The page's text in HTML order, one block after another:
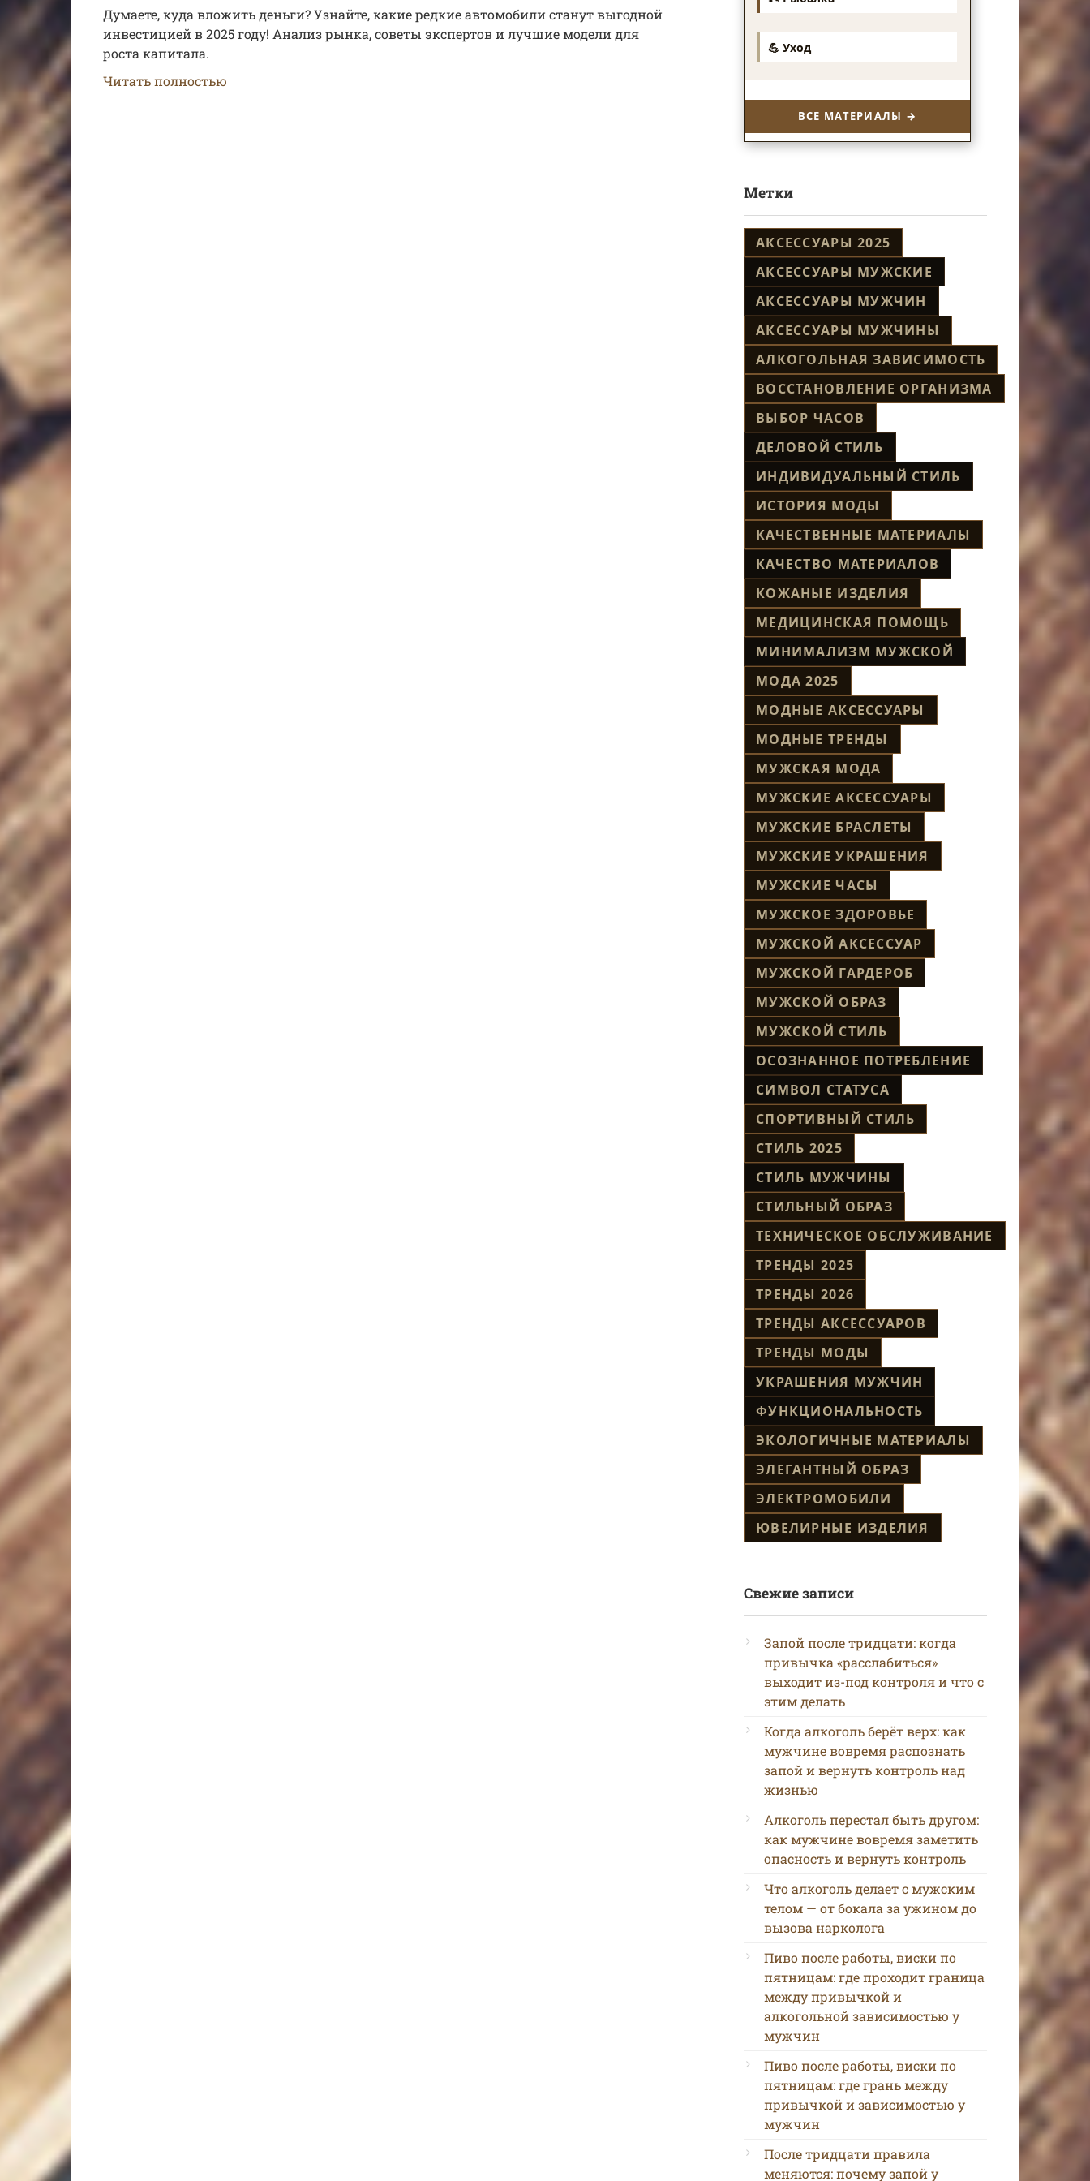
Думаете, куда вложить деньги? Узнайте, какие редкие автомобили станут выгодной
инвестицией в 2025 году! Анализ рынка, советы экспертов и лучшие модели для
роста капитала.
Читать полностью
💪 Уход
ВСЕ МАТЕРИАЛЫ →
Метки
АКСЕССУАРЫ 2025
АКСЕССУАРЫ МУЖСКИЕ
АКСЕССУАРЫ МУЖЧИН
АКСЕССУАРЫ МУЖЧИНЫ
АЛКОГОЛЬНАЯ ЗАВИСИМОСТЬ
ВОССТАНОВЛЕНИЕ ОРГАНИЗМА
ВЫБОР ЧАСОВ
ДЕЛОВОЙ СТИЛЬ
ИНДИВИДУАЛЬНЫЙ СТИЛЬ
ИСТОРИЯ МОДЫ
КАЧЕСТВЕННЫЕ МАТЕРИАЛЫ
КАЧЕСТВО МАТЕРИАЛОВ
КОЖАНЫЕ ИЗДЕЛИЯ
МЕДИЦИНСКАЯ ПОМОЩЬ
МИНИМАЛИЗМ МУЖСКОЙ
МОДА 2025
МОДНЫЕ АКСЕССУАРЫ
МОДНЫЕ ТРЕНДЫ
МУЖСКАЯ МОДА
МУЖСКИЕ АКСЕССУАРЫ
МУЖСКИЕ БРАСЛЕТЫ
МУЖСКИЕ УКРАШЕНИЯ
МУЖСКИЕ ЧАСЫ
МУЖСКОЕ ЗДОРОВЬЕ
МУЖСКОЙ АКСЕССУАР
МУЖСКОЙ ГАРДЕРОБ
МУЖСКОЙ ОБРАЗ
МУЖСКОЙ СТИЛЬ
ОСОЗНАННОЕ ПОТРЕБЛЕНИЕ
СИМВОЛ СТАТУСА
СПОРТИВНЫЙ СТИЛЬ
СТИЛЬ 2025
СТИЛЬ МУЖЧИНЫ
СТИЛЬНЫЙ ОБРАЗ
ТЕХНИЧЕСКОЕ ОБСЛУЖИВАНИЕ
ТРЕНДЫ 2025
ТРЕНДЫ 2026
ТРЕНДЫ АКСЕССУАРОВ
ТРЕНДЫ МОДЫ
УКРАШЕНИЯ МУЖЧИН
ФУНКЦИОНАЛЬНОСТЬ
ЭКОЛОГИЧНЫЕ МАТЕРИАЛЫ
ЭЛЕГАНТНЫЙ ОБРАЗ
ЭЛЕКТРОМОБИЛИ
ЮВЕЛИРНЫЕ ИЗДЕЛИЯ
Свежие записи
Запой после тридцати: когда
привычка «расслабиться»
выходит из-под контроля и что с
этим делать
Когда алкоголь берёт верх: как
мужчине вовремя распознать
запой и вернуть контроль над
жизнью
Алкоголь перестал быть другом:
как мужчине вовремя заметить
опасность и вернуть контроль
Что алкоголь делает с мужским
телом — от бокала за ужином до
вызова нарколога
Пиво после работы, виски по
пятницам: где проходит граница
между привычкой и
алкогольной зависимостью у
мужчин
Пиво после работы, виски по
пятницам: где грань между
привычкой и зависимостью у
мужчин
После тридцати правила
меняются: почему запой у